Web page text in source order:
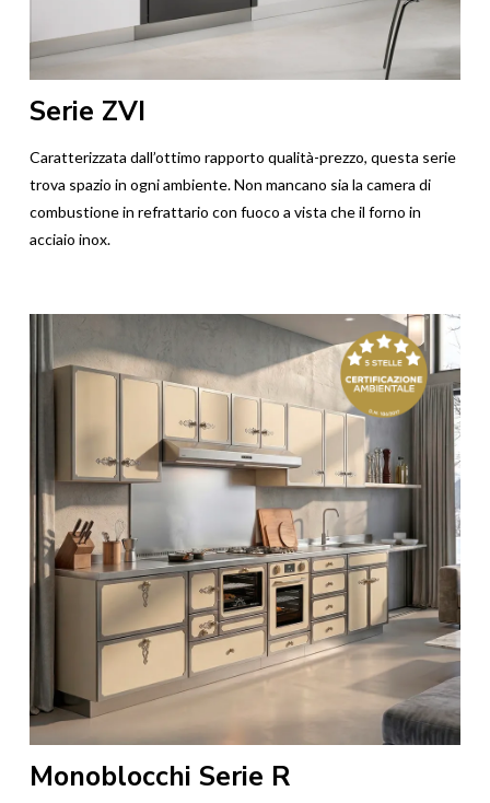
Serie ZVI
Caratterizzata dall’ottimo rapporto qualità-prezzo, questa serie
trova spazio in ogni ambiente. Non mancano sia la camera di
combustione in refrattario con fuoco a vista che il forno in
acciaio inox.
Monoblocchi Serie R